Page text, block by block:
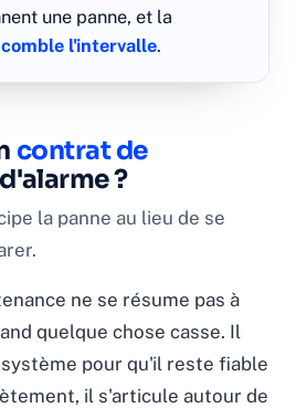
une panne, et la
comble l'intervalle.
contrat de
?
la panne au lieu de se
ne se résume pas à
quelque chose casse. Il
pour qu'il reste fiable
il s'articule autour de